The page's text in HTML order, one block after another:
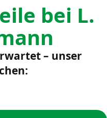
bei L.
– unser